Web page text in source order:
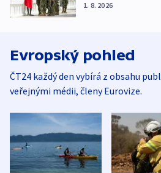
1. 8. 2026
Evropský pohled
ČT24 každý den vybírá z obsahu
veřejnými médii, členy Eurovize.